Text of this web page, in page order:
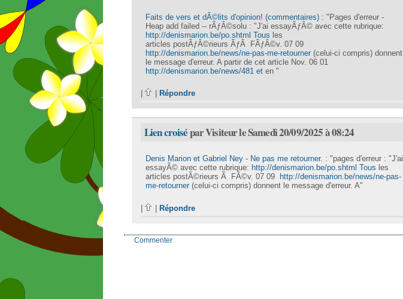
Faits de vers et dÃ©lits d'opinion! (commentaires): "Pages d'erreur -
Heap add failed -- rÃƒÂ©solu : "J'ai essayÃƒÂ© avec cette rubrique:
http://denismarion.be/po.shtml Tous les
articles postÃƒÂ©rieurs ÃƒÂ FÃƒÂ©v. 07 09
http://denismarion.be/news/ne-pas-me-retourner (celui-ci compris) donnent
le message d'erreur. A partir de cet article Nov. 06 01
http://denismarion.be/news/481 eten "
Répondre
Lien croisépar Visiteur le Samedi 20/09/2025 à 08:24
Denis Marion et Gabriel Ney - Ne pas me retourner. : "pages d'erreur : "J'ai
essayÃ© avec cette rubrique: http://denismarion.be/po.shtml Tous les
articles postÃ©rieurs Ã FÃ©v. 07 09
http://denismarion.be/news/ne-pas-
me-retourner (celui-ci compris) donnent le message d'erreur. A"
Répondre
Commenter